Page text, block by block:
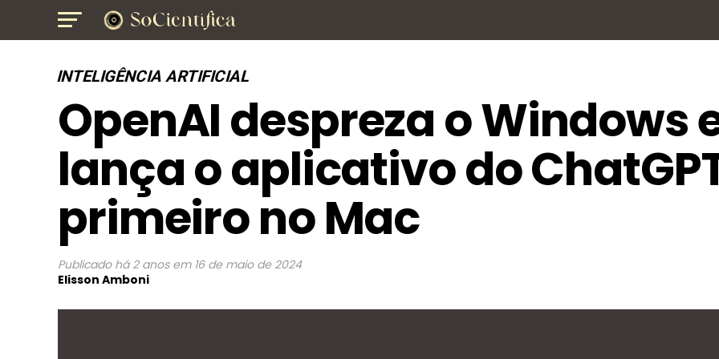
INTELIGÊNCIA ARTIFICIAL
OpenAI despreza o Windows
lança o aplicativo do
primeiro no Mac
Publicado há 2 anos em 16 de maio de 2024
Elisson Amboni